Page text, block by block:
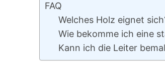
FAQ
Welches Holz eignet
Wie bekomme ich eine
Kann ich die Leiter